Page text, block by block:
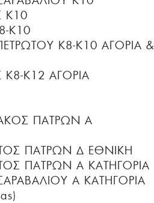
Κ10
Κ10
Κ8-Κ10 ΑΓΟΡΙΑ &
Κ8-Κ12 ΑΓΟΡΙΑ
ΠΑΤΡΩΝ Α
ΠΑΤΡΩΝ Δ ΕΘΝΙΚΗ
ΠΑΤΡΩΝ Α ΚΑΤΗΓΟΡΙΑ
Α ΚΑΤΗΓΟΡΙΑ